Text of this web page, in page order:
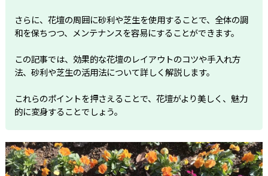
さらに、花壇の周囲に砂利や芝生を使用することで、全体の調
和を保ちつつ、メンテナンスを容易にすることができます。
この記事では、効果的な花壇のレイアウトのコツや手入れ方
法、砂利や芝生の活用法について詳しく解説します。
これらのポイントを押さえることで、花壇がより美しく、魅力
的に変身することでしょう。